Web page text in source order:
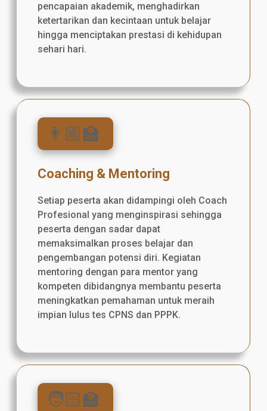
pencapaian akademik, menghadirkan
ketertarikan dan kecintaan untuk belajar
hingga menciptakan prestasi di kehidupan
sehari hari.
👨🏼‍🏫
Coaching & Mentoring
Setiap peserta akan didampingi oleh Coach
Profesional yang menginspirasi sehingga
peserta dengan sadar dapat
memaksimalkan proses belajar dan
pengembangan potensi diri. Kegiatan
mentoring dengan para mentor yang
kompeten dibidangnya membantu peserta
meningkatkan pemahaman untuk meraih
impian lulus tes CPNS dan PPPK.
🧑🏻‍🏫